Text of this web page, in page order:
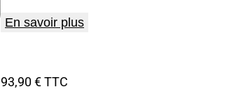
En savoir plus
93,90 € TTC